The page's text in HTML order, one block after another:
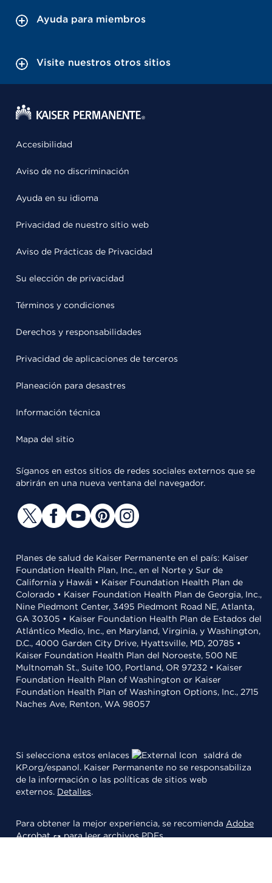
Ayuda para miembros
Visite nuestros otros sitios
Accesibilidad
Aviso de no discriminación
Ayuda en su idioma
Privacidad de nuestro sitio web
Aviso de Prácticas de Privacidad
Su elección de privacidad
Términos y condiciones
Derechos y responsabilidades
Privacidad de aplicaciones de terceros
Planeación para desastres
Información técnica
Mapa del sitio
Síganos en estos sitios de redes sociales externos que se
abrirán en una nueva ventana del navegador.
Planes de salud de Kaiser Permanente en el país: Kaiser
Foundation Health Plan, Inc., en el Norte y Sur de
California y Hawái • Kaiser Foundation Health Plan de
Colorado • Kaiser Foundation Health Plan de Georgia, Inc.,
Nine Piedmont Center, 3495 Piedmont Road NE, Atlanta,
GA 30305 • Kaiser Foundation Health Plan de Estados del
Atlántico Medio, Inc., en Maryland, Virginia, y Washington,
D.C., 4000 Garden City Drive, Hyattsville, MD, 20785 •
Kaiser Foundation Health Plan del Noroeste, 500 NE
Multnomah St., Suite 100, Portland, OR 97232 • Kaiser
Foundation Health Plan of Washington or Kaiser
Foundation Health Plan of Washington Options, Inc., 2715
Naches Ave, Renton, WA 98057
Si selecciona estos enlaces
saldrá de
KP.org/espanol. Kaiser Permanente no se responsabiliza
de la información o las políticas de sitios web
externos. Detalles.
Para obtener la mejor experiencia, se recomienda Adobe
Acrobat
para leer archivos PDFs.